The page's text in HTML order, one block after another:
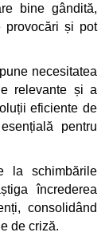
bine gândită,
provocări și pot
necesitatea
relevante și a
eficiente de
pentru
la schimbările
încrederea
consolidând
de criză.